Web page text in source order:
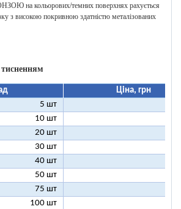
на кольорових/темних поверхнях рахується
з високою покривною здатністю металізованих
тисненням
Ціна, грн
5 шт
10 шт
20 шт
30 шт
40 шт
50 шт
75 шт
100 шт